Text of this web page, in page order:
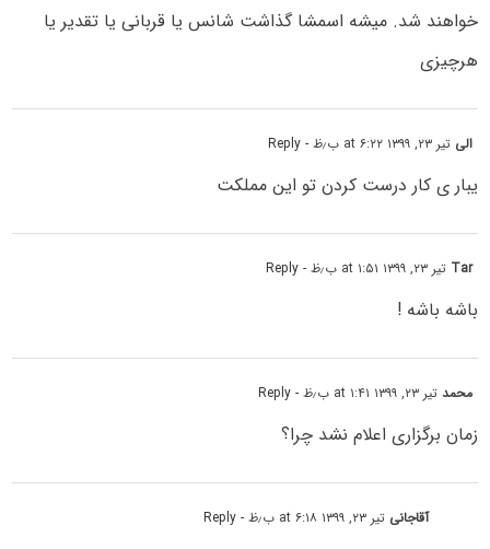
خواهند شد. میشه اسمشا گذاشت شانس یا قربانی یا تقدیر یا
هرچیزی
الی تیر ۲۳, ۱۳۹۹ at ۶:۲۲ ب٫ظ - Reply
یبار ی کار درست کردن تو این مملکت
Tar تیر ۲۳, ۱۳۹۹ at ۱:۵۱ ب٫ظ - Reply
باشه باشه !
محمدتیر ۲۳, ۱۳۹۹ at ۱:۴۱ ب٫ظ - Reply
زمان برگزاری اعلام نشد چرا؟
آقاجانی تیر ۲۳, ۱۳۹۹ at ۶:۱۸ ب٫ظ - Reply